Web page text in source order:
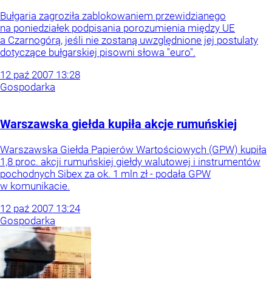
Bułgaria zagroziła zablokowaniem przewidzianego
na poniedziałek podpisania porozumienia między UE
a Czarnogórą, jeśli nie zostaną uwzględnione jej postulaty
dotyczące bułgarskiej pisowni słowa "euro".
12 paź 2007 13:28
Gospodarka
Warszawska giełda kupiła akcje rumuńskiej
Warszawska Giełda Papierów Wartościowych (GPW) kupiła
1,8 proc. akcji rumuńskiej giełdy walutowej i instrumentów
pochodnych Sibex za ok. 1 mln zł - podała GPW
w komunikacie.
12 paź 2007 13:24
Gospodarka